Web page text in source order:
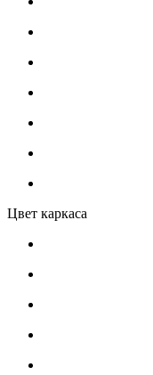
Цвет каркаса